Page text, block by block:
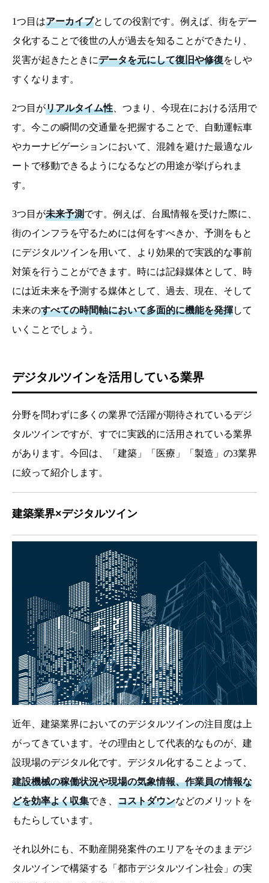
1つ目はアーカイブとしての役割です。例えば、街をデー
タ化することで後世の人が過去を知ることができたり、
災害が起きたときにデータを元にして復旧や修復をしや
すくなります。
2つ目がリアルタイム性 、つまり、今現在における活用で
す。今この瞬間の交通量を把握することで、自動運転車
やカーナビゲーションにおいて、混雑を避けた最適なル
ートで移動できるようになるなどの用途が挙げられま
す。
3つ目が未来予測です。例えば、台風情報を受けた際に、
街のインフラを守るためには何をすべきか、予測をもと
にデジタルツインを用いて、より効果的で実践的な事前
対策を行うことができます。時には記録媒体として、時
には近未来を予測する媒体として、過去、現在、そして
未来のすべての時間軸において多面的に機能を発揮して
いくことでしょう。
デジタルツインを活用している業界
分野を問わずに多くの業界で活躍が期待されているデジ
タルツインですが、すでに実践的に活用されている業界
があります。今回は、「建築」「医療」「製造」の3業界
に絞って紹介します。
建築業界×デジタルツイン
近年、建築業界においてのデジタルツインの注目度は上
がってきています。その理由として代表的なものが、建
設現場のデジタル化です。デジタル化することよって、
建設機械の稼働状況や現場の気象情報、作業員の情報な
どを効率よく収集でき、 コストダウンなどのメリットを
もたらしています。
それ以外にも、不動産開発案件のエリアをそのままデジ
タルツインで構築する「都市デジタルツイン社会」の実
デジタルツインに紐づく「BIM」とは
デジタルツインの未来
関連記事はコチラ